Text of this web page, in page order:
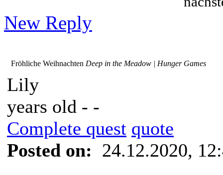
New Reply
Fröhliche Weihnachten Deep in the Meadow | Hunger Games
Lily
years old - -
Complete quest quote
Posted on: 24.12.2020,